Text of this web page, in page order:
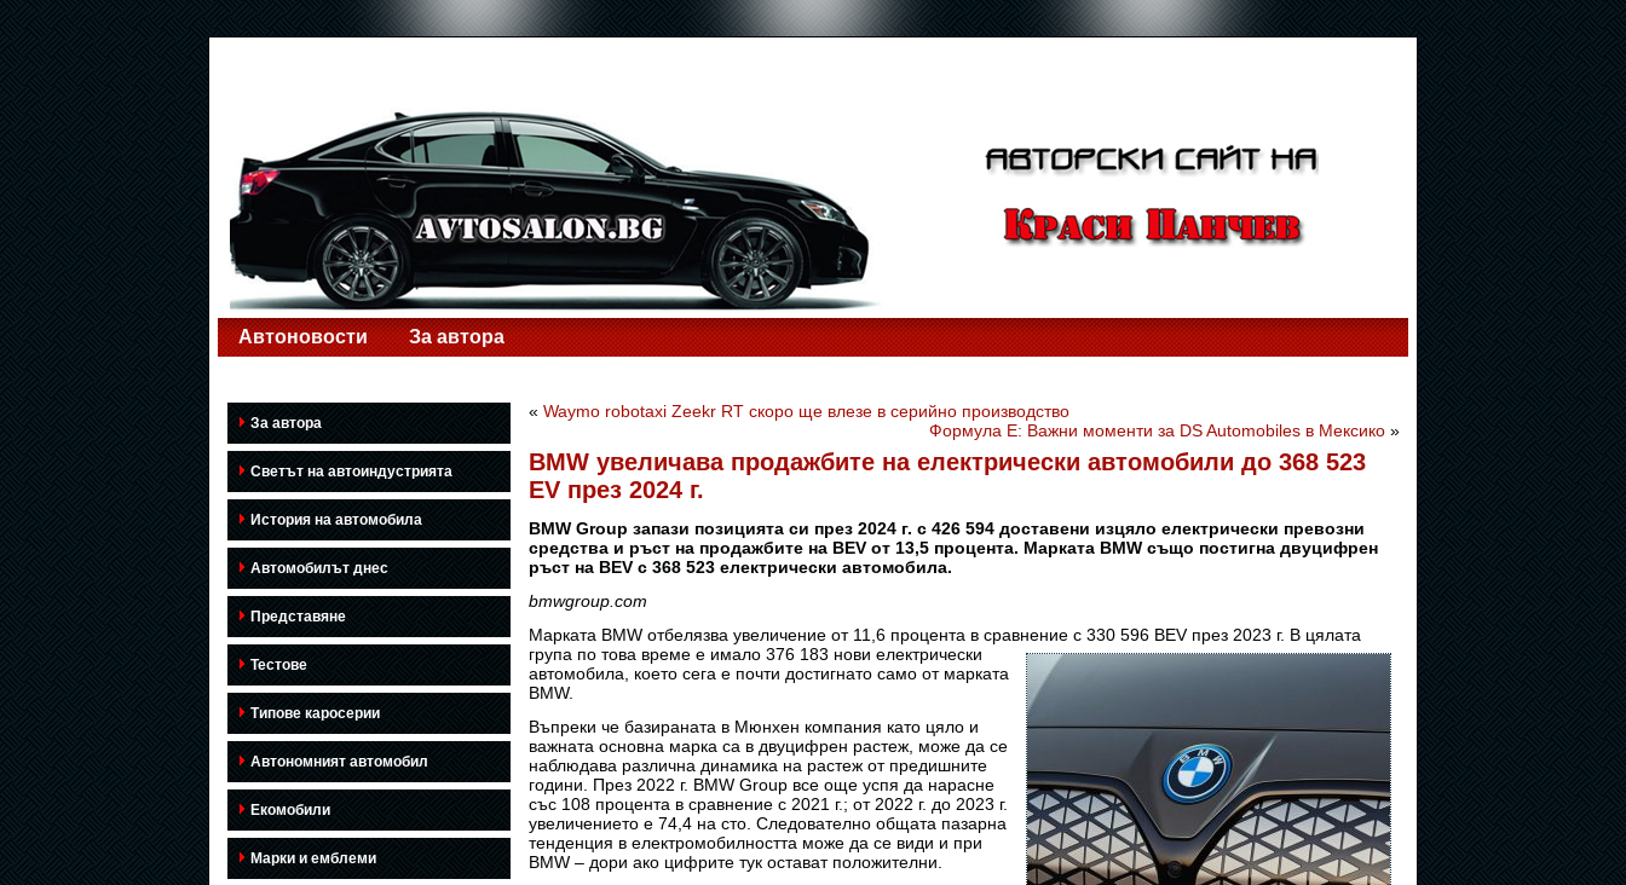
Автоновости За автора
За автора
Светът на автоиндустрията
История на автомобила
Автомобилът днес
Представяне
Тестове
Типове каросерии
Автономният автомобил
Екомобили
Марки и емблеми
« Waymo robotaxi Zeekr RT скоро ще влезе в серийно производство
Формула Е: Важни моменти за DS Automobiles в Мексико »
BMW увеличава продажбите на електрически автомобили до 368 523
EV през 2024 г.
BMW Group запази позицията си през 2024 г. с 426 594 доставени изцяло електрически превозни
средства и ръст на продажбите на BEV от 13,5 процента. Марката BMW също постигна двуцифрен
ръст на BEV с 368 523 електрически автомобила.
bmwgroup.com
Марката BMW отбелязва увеличение от 11,6 процента в сравнение с 330 596 BEVпрез 2023 г. В цялата
група по това време е имало 376 183 нови електрически
автомобила, което сега е почти достигнато само от марката
BMW.
Въпреки че базираната в Мюнхен компания като цяло и
важната основна марка са в двуцифрен растеж, може да се
наблюдава различна динамика на растеж от предишните
години. През 2022 г. BMW Group все още успя да нарасне
със 108 процента в сравнение с 2021 г.; от 2022 г. до 2023 г.
увеличението е 74,4 на сто. Следователно общата пазарна
тенденция в електромобилността може да се види и при
BMW – дори ако цифрите тук остават положителни.